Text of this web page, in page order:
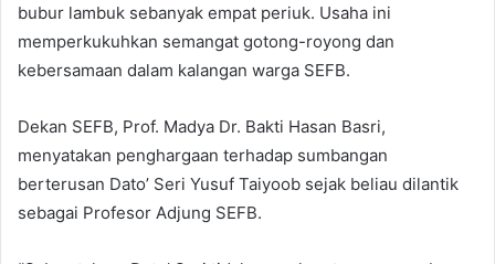
bubur lambuk sebanyak empat periuk. Usaha ini
memperkukuhkan semangat gotong-royong dan
kebersamaan dalam kalangan warga SEFB.
Dekan SEFB, Prof. Madya Dr. Bakti Hasan Basri,
menyatakan penghargaan terhadap sumbangan
berterusan Dato’ Seri Yusuf Taiyoob sejak beliau dilantik
sebagai Profesor Adjung SEFB.